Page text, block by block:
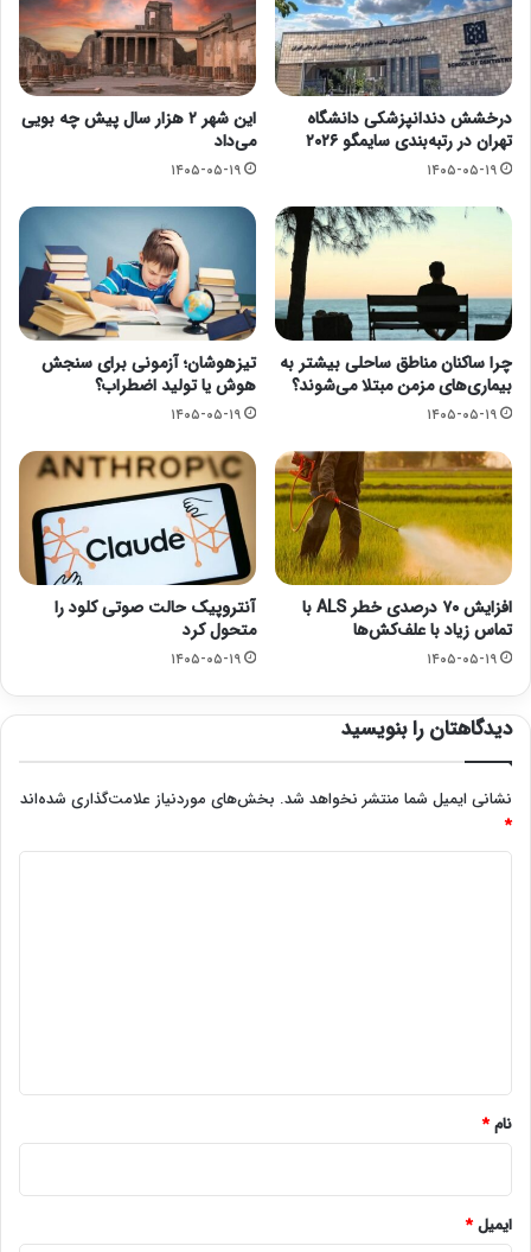
درخشش دندانپزشکی دانشگاه
تهران در رتبه‌بندی سایمگو ۲۰۲۶
۱۴۰۵-۰۵-۱۹
این شهر ۲ هزار سال پیش چه بویی
می‌داد
۱۴۰۵-۰۵-۱۹
چرا ساکنان مناطق ساحلی بیشتر به
بیماری‌های مزمن مبتلا می‌شوند؟
۱۴۰۵-۰۵-۱۹
تیزهوشان؛ آزمونی برای سنجش
هوش یا تولید اضطراب؟
۱۴۰۵-۰۵-۱۹
افزایش ۷۰ درصدی خطر ALS با
تماس زیاد با علف‌کش‌ها
۱۴۰۵-۰۵-۱۹
آنتروپیک حالت صوتی کلود را
متحول کرد
۱۴۰۵-۰۵-۱۹
دیدگاهتان را بنویسید
نشانی ایمیل شما منتشر نخواهد شد. بخش‌های موردنیاز علامت‌گذاری شده‌اند
*
نام*
ایمیل*